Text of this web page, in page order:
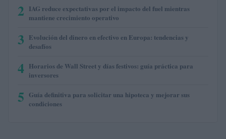
2 IAG reduce expectativas por el impacto del fuel mientras
mantiene crecimiento operativo
3 Evolución del dinero en efectivo en Europa: tendencias y
desafíos
4 Horarios de Wall Street y días festivos: guía práctica para
inversores
5 Guía definitiva para solicitar una hipoteca y mejorar sus
condiciones